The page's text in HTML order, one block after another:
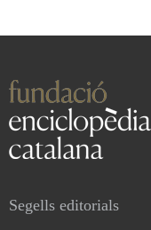
Segells editorials